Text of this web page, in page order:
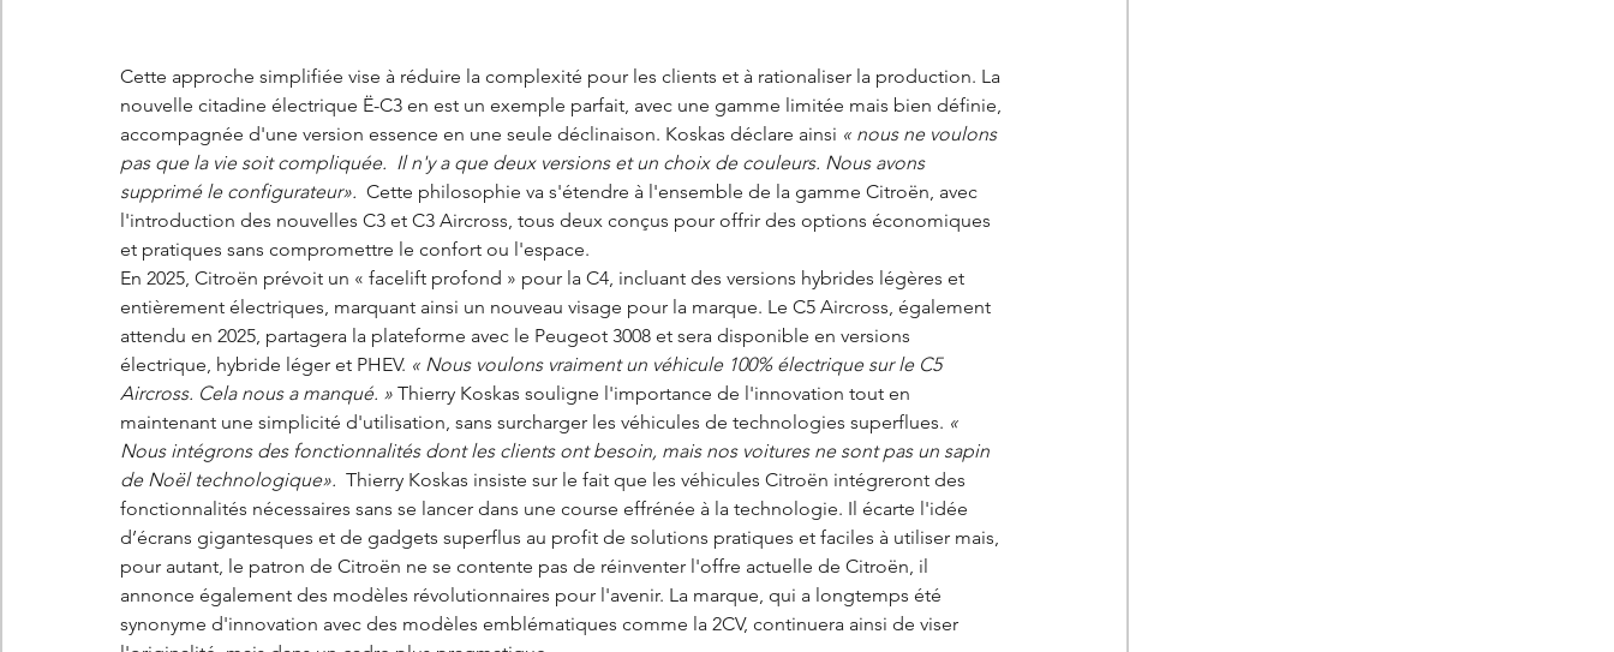
Cette approche simplifiée vise à réduire la complexité pour les clients et à rationaliser la production. La
nouvelle citadine électrique Ë-C3 en est un exemple parfait, avec une gamme limitée mais bien définie,
accompagnée d'une version essence en une seule déclinaison. Koskas déclare ainsi « nous ne voulons
pas que la vie soit compliquée.  Il n'y a que deux versions et un choix de couleurs. Nous avons
supprimé le configurateur». Cette philosophie va s'étendre à l'ensemble de la gamme Citroën, avec
l'introduction des nouvelles C3 et C3 Aircross, tous deux conçus pour offrir des options économiques
et pratiques sans compromettre le confort ou l'espace.
En 2025, Citroën prévoit un « facelift profond » pour la C4, incluant des versions hybrides légères et
entièrement électriques, marquant ainsi un nouveau visage pour la marque. Le C5 Aircross, également
attendu en 2025, partagera la plateforme avec le Peugeot 3008 et sera disponible en versions
électrique, hybride léger et PHEV. « Nous voulons vraiment un véhicule 100% électrique sur le C5
Aircross. Cela nous a manqué. » Thierry Koskas souligne l'importance de l'innovation tout en
maintenant une simplicité d'utilisation, sans surcharger les véhicules de technologies superflues. «
Nous intégrons des fonctionnalités dont les clients ont besoin, mais nos voitures ne sont pas un sapin
de Noël technologique». Thierry Koskas insiste sur le fait que les véhicules Citroën intégreront des
fonctionnalités nécessaires sans se lancer dans une course effrénée à la technologie. Il écarte l'idée
d’écrans gigantesques et de gadgets superflus au profit de solutions pratiques et faciles à utiliser mais,
pour autant, le patron de Citroën ne se contente pas de réinventer l'offre actuelle de Citroën, il
annonce également des modèles révolutionnaires pour l'avenir. La marque, qui a longtemps été
synonyme d'innovation avec des modèles emblématiques comme la 2CV, continuera ainsi de viser